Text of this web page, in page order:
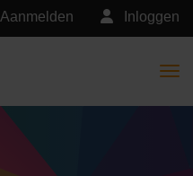
Inloggen
Aanmelden